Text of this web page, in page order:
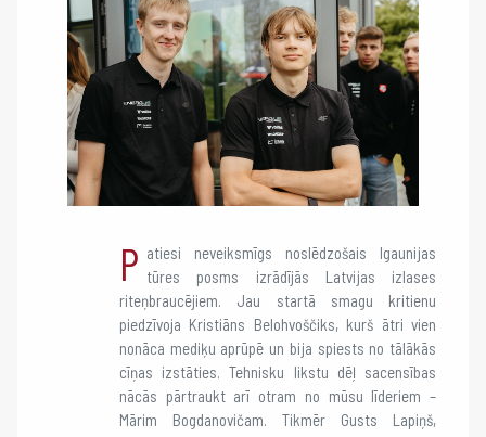
P atiesi neveiksmīgs noslēdzošais Igaunijas
tūres posms izrādījās Latvijas izlases
riteņbraucējiem. Jau startā smagu kritienu
piedzīvoja Kristiāns Belohvoščiks, kurš ātri vien
nonāca mediķu aprūpē un bija spiests no tālākās
cīņas izstāties. Tehnisku likstu dēļ sacensības
nācās pārtraukt arī otram no mūsu līderiem –
Mārim Bogdanovičam. Tikmēr Gusts Lapiņš,